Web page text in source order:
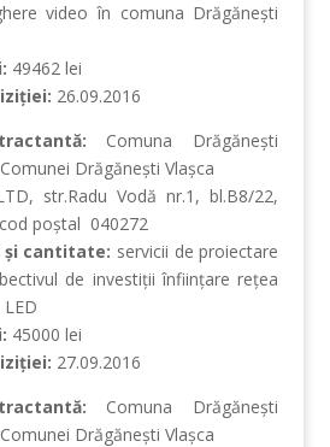
video în comuna Drăgăneşti
49462 lei
26.09.2016
Comuna Drăgăneşti
Drăgăneşti Vlaşca
str.Radu Vodă nr.1, bl.B8/22,
poştal 040272
şi cantitate: servicii de proiectare
de investiţii înfiinţare reţea
45000 lei
27.09.2016
Comuna Drăgăneşti
Drăgăneşti Vlaşca